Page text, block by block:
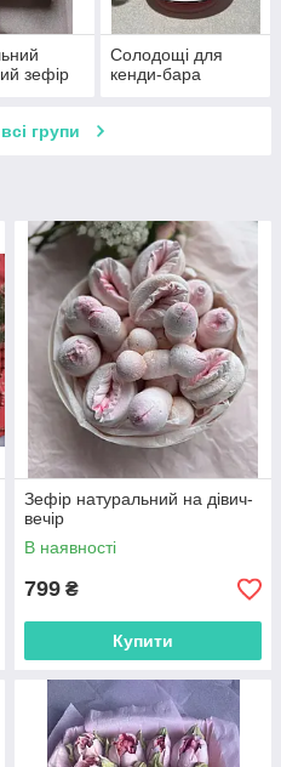
зефір
Солодощі для
кенди-бара
групи
Зефір натуральний на дівич-
вечір
В наявності
799 ₴
Купити